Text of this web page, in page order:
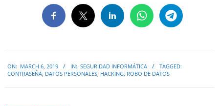
03-
ON: MARCH 6, 2019 IN: SEGURIDAD INFORMÁTICA
TAGGED:
CONTRASEÑA, DATOS PERSONALES, HACKING, ROBO DE DATOS